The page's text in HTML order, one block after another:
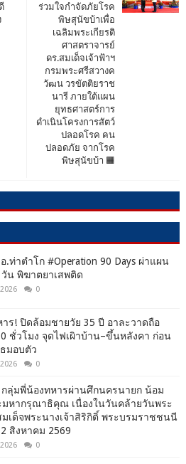
ร่วมใจกำจัดภัยโรค
พิษสุนัขบ้าเพื่อ
เฉลิมพระเกียรติ
ศาสตราจารย์
ดร.สมเด็จเจ้าฟ้าฯ
กรมพระศรีสวางค
วัฒน วรขัตติยราช
นารี ภายใต้แผน
ยุทธศาสตร์การ
ดำเนินโครงการสัตว์
ปลอดโรค คน
ปลอดภัย จากโรค
พิษสุนัขบ้า 🟧
.ท่าตำโก #Operation 90 Days ผ่าแผน
น พิฆาตยาเสพติด
0
ร! ปิดล้อมชายวัย 35 ปี อาละวาดถือ
ชั่วโมง จุดไฟเผิาบ้าน–ขึ้นหลังคา ก่อน
มอบตัว
0
ลุ่มพี่น้องทหารผ่านศึกนครนายก น้อม
มหากรุณาธิคุณ เนื่องในวันคล้ายวันพระ
เด็จพระนางเจ้าสิริกิติ์ พระบรมราชชนนี
สิงหาคม 2569
0